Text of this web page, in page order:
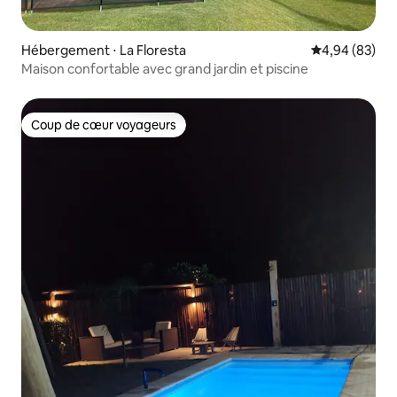
Hébergement ⋅ La Floresta Évaluation
4,94 (83)
Maison confortable avec grand jardin et piscine
Coup de cœur voyageurs
Coup de cœur voyageurs